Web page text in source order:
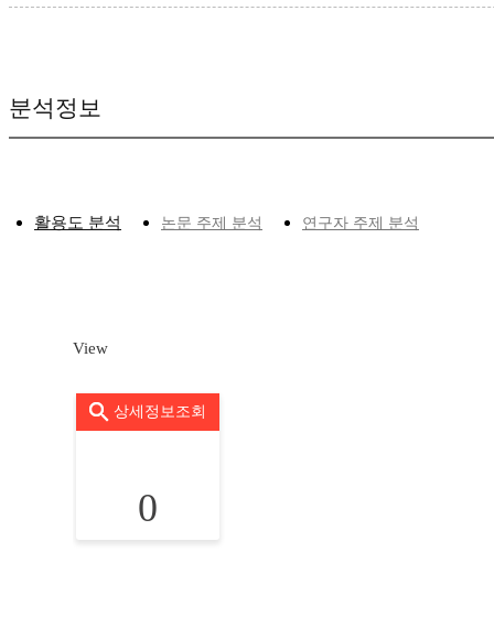
분석정보
활용도 분석 논문 주제 분석 연구자 주제 분석
View
상세정보조회
0